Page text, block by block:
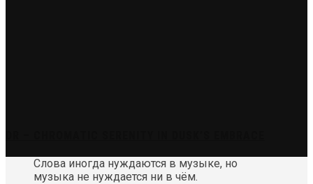
Слова иногда нуждаются в музыке, но
музыка не нуждается ни в чём.